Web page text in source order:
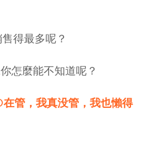
得最多呢？
怎麼能不知道呢？
管，我真没管，我也懶得